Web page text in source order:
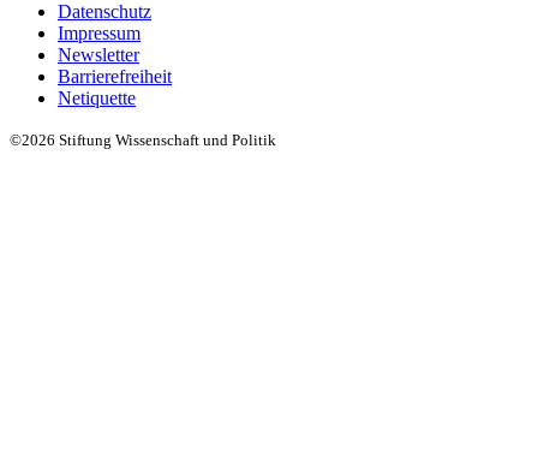
Datenschutz
Impressum
Newsletter
Barrierefreiheit
Netiquette
©2026 Stiftung Wissenschaft und Politik